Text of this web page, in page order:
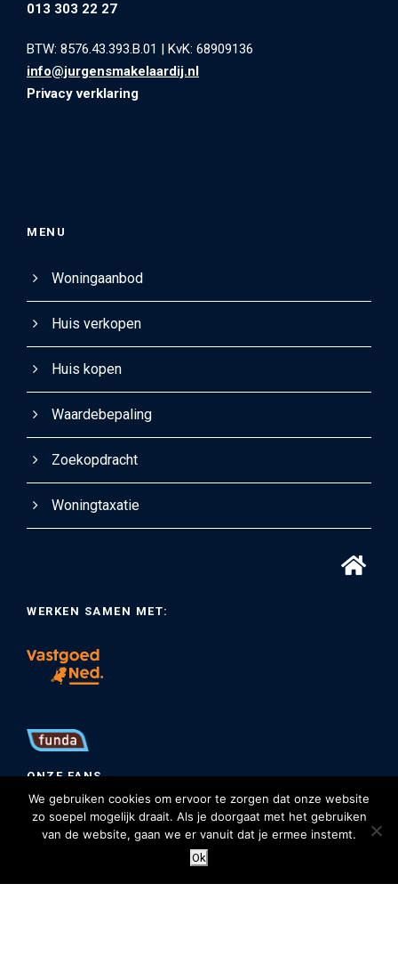
013 303 22 27
BTW: 8576.43.393.B.01
KvK: 68909136
info@jurgensmakelaardij.nl
Privacy verklaring
MENU
Woningaanbod
Huis verkopen
Huis kopen
Waardebepaling
Zoekopdracht
Woningtaxatie
WERKEN SAMEN MET:
ONZE FANS
We gebruiken cookies om ervoor te zorgen dat onze website
zo soepel mogelijk draait. Als je doorgaat met het gebruiken
van de website, gaan we er vanuit dat je ermee instemt.
Ok